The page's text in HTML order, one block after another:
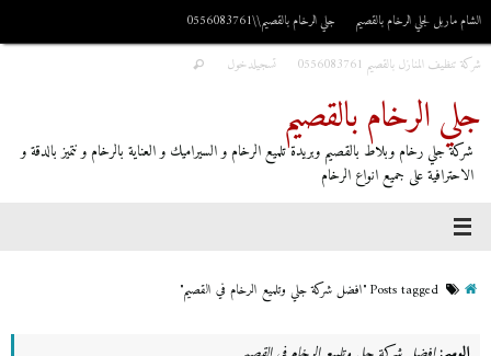
الشام ماربل لجلي الرخام بالقصيم
جلي الرخام بالقصيم\\0556083761
شركة تنظيف المنازل بالقصيم 0556083761
تسجيلدخول
جلي الرخام بالقصيم
شركة جلي رخام وبلاط بالقصيم وبريدة تلميع الرخام و السيراميك و العناية بالرخام و نتميز بالدقة و
الاحترافية على جميع انواع الرخام
Posts tagged "افضل شركة جلي وتلميع الرخام في القصيم"